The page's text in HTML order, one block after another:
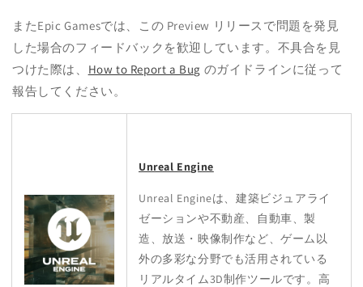
またEpic Gamesでは、この Preview リリースで問題を発見
した場合のフィードバックを歓迎しています。不具合を見
つけた際は、 How to Report a Bug のガイドラインに従って
報告してください。
Unreal Engine
Unreal Engineは、建築ビジュアライ
ゼーションや不動産、自動車、製
造、放送・映像制作など、ゲーム以
外の多彩な分野でも活用されている
リアルタイム3D制作ツールです。高